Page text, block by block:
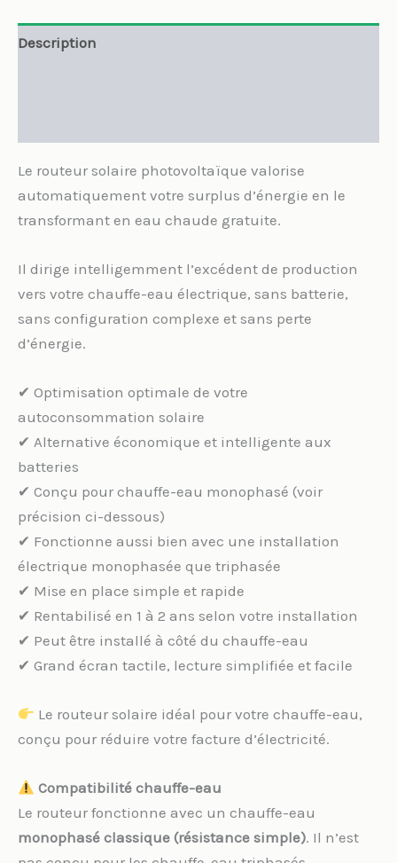
Description
Le routeur solaire photovoltaïque valorise
automatiquement votre surplus d’énergie en le
transformant en eau chaude gratuite.
Il dirige intelligemment l’excédent de production
vers votre chauffe-eau électrique, sans batterie,
sans configuration complexe et sans perte
d’énergie.
✔ Optimisation optimale de votre
autoconsommation solaire
✔ Alternative économique et intelligente aux
batteries
✔ Conçu pour chauffe-eau monophasé (voir
précision ci-dessous)
✔ Fonctionne aussi bien avec une installation
électrique monophasée que triphasée
✔ Mise en place simple et rapide
✔ Rentabilisé en 1 à 2 ans selon votre installation
✔ Peut être installé à côté du chauffe-eau
✔ Grand écran tactile, lecture simplifiée et facile
Le routeur solaire idéal pour votre chauffe-eau,
conçu pour réduire votre facture d’électricité.
Compatibilité chauffe-eau
Le routeur fonctionne avec un chauffe-eau
monophasé classique (résistance simple). Il n’est